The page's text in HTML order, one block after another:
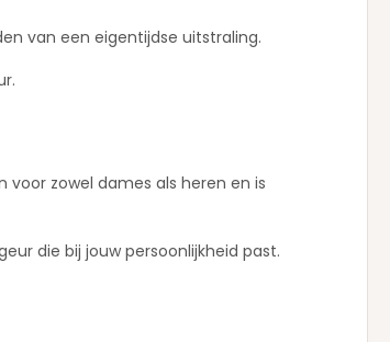
van een eigentijdse uitstraling.
voor zowel dames als heren en is
die bij jouw persoonlijkheid past.